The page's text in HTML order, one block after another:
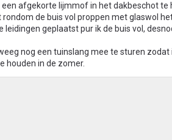
afgekorte lijmmof in het dakbeschot te
rondom de buis vol proppen met glaswol
leidingen geplaatst pur ik de buis vol,
nog een tuinslang mee te sturen
houden in de zomer.